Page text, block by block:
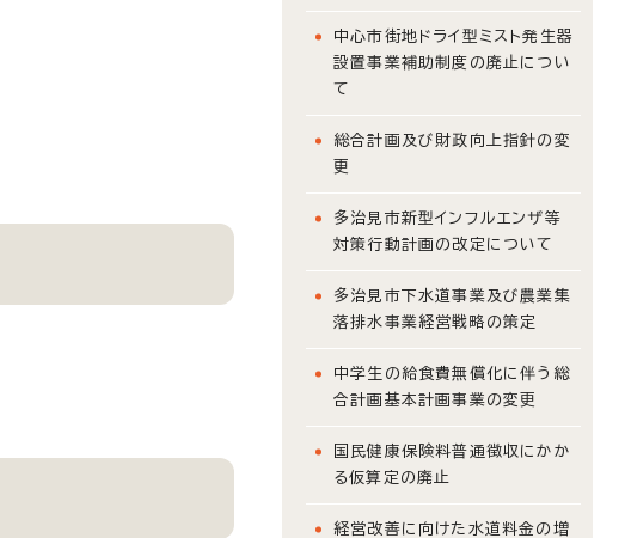
中心市街地ドライ型ミスト発生器
設置事業補助制度の廃止につい
て
総合計画及び財政向上指針の変
更
多治見市新型インフルエンザ等
対策行動計画の改定について
多治見市下水道事業及び農業集
落排水事業経営戦略の策定
中学生の給食費無償化に伴う総
合計画基本計画事業の変更
国民健康保険料普通徴収にかか
る仮算定の廃止
経営改善に向けた水道料金の増